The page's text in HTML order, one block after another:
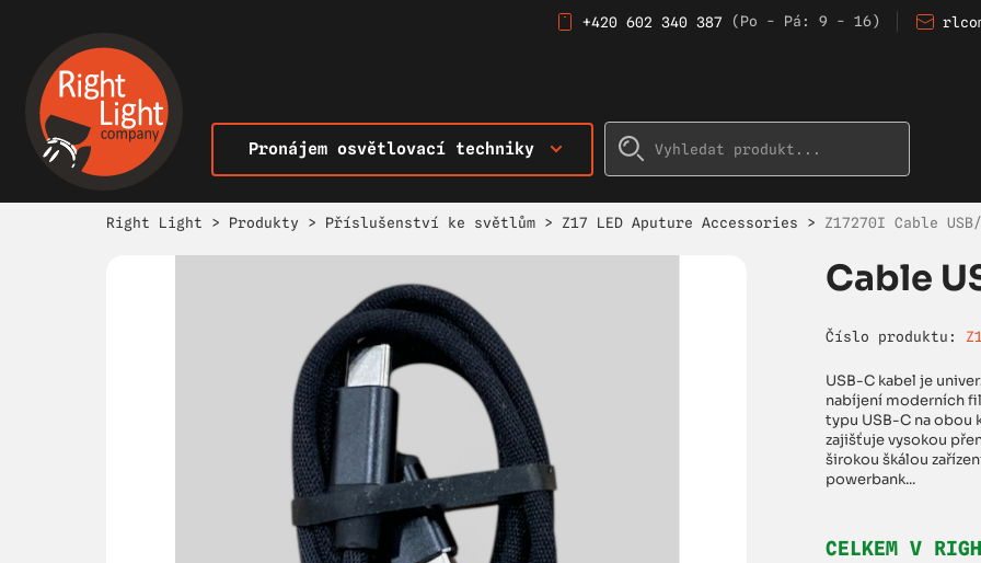
+420 602 340 387 (Po - Pá: 9 - 16)
Pronájem osvětlovací techniky
Right Light > Produkty > Příslušenství ke světlům > Z17 LED Aputure Accessories > Z17270I Cable
Cable
Číslo produktu:
USB-C kabel je
nabíjení moderních
typu USB-C na obou
zajišťuje vysokou
širokou škálou
powerbank...
CELKEM V